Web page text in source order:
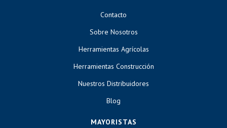
Contacto
Sobre Nosotros
Herramientas Agrícolas
Herramientas Construcción
Nuestros Distribuidores
Blog
MAYORISTAS